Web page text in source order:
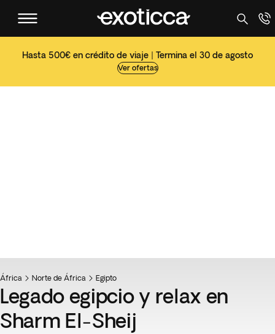
Hasta 500€ en crédito de viaje | Termina el 30 de agosto
Ver ofertas
Favorito
África Norte de África Egipto
Legado egipcio y relax en
Sharm El-Sheij